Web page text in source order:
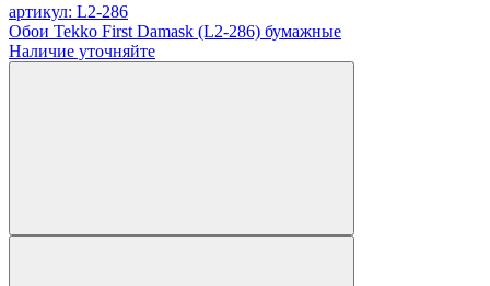
артикул: L2-286
Обои Tekko First Damask (L2-286) бумажные
Наличие уточняйте